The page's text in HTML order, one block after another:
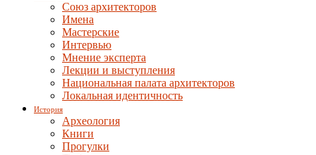
Союз архитекторов
Имена
Мастерские
Интервью
Мнение эксперта
Лекции и выступления
Национальная палата архитекторов
Локальная идентичность
История
Археология
Книги
Прогулки